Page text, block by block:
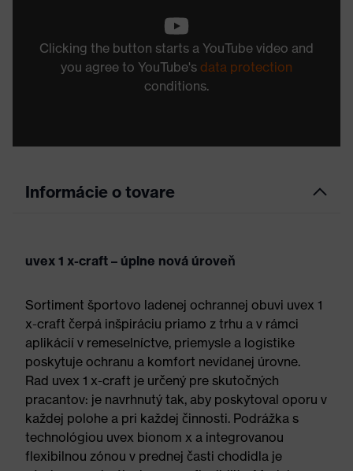
Clicking the button starts a YouTube video and
you agree to YouTube's data protection
conditions.
Informácie o tovare
uvex 1 x-craft – úplne nová úroveň
Sortiment športovo ladenej ochrannej obuvi uvex 1
x-craft čerpá inšpiráciu priamo z trhu a v rámci
aplikácií v remeselníctve, priemysle a logistike
poskytuje ochranu a komfort nevídanej úrovne.
Rad uvex 1 x-craft je určený pre skutočných
pracantov: je navrhnutý tak, aby poskytoval oporu v
každej polohe a pri každej činnosti. Podrážka s
technológiou uvex bionom x a integrovanou
flexibilnou zónou v prednej časti chodidla je